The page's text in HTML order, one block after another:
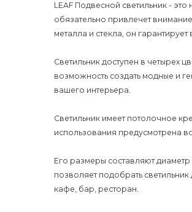
LEAF Подвесной светильник -
обязательно привлечет
металла и стекла, он
Светильник доступен в четырех
возможность создать модные и
вашего интерьера.
Светильник имеет потолочное
использования предусмотрена
Его размеры составляют
позволяет подобрать
кафе, бар, ресторан.